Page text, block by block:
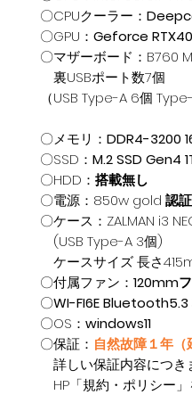
〇CPUクーラー：
〇GPU： Geforce
〇マザーボード： B760
裏USBポート数7個
（USB Type-A 6個 Type-
〇メモリ： DDR4-3200
〇SSD： M.2 SSD Gen4
〇HDD： 搭載無し
〇電源：850w gold 認
〇ケース： ZALMAN i3
(USB Type-A 3個)
ケースサイズ 長さ
〇付属ファン： 120mm
〇WI-FI6E Bluetooth5.3
〇OS： windows11
〇保証： 自然故障１年（
詳しい保証内容につき
HP「規約・ポリシー」